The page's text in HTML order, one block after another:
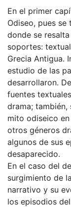
En el primer
Odiseo, pues
donde se
soportes:
Grecia Antigua.
estudio de las
desarrollaron.
fuentes
drama;
mito odiseico
otros géneros
algunos de sus
desaparecido.
En el caso del
surgimiento de
narrativo y su
los episodios